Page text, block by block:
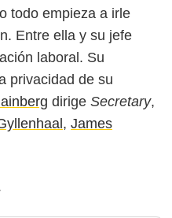
todo empieza a irle
Entre ella y su jefe
laboral. Su
privacidad de su
dirige Secretary,
, James